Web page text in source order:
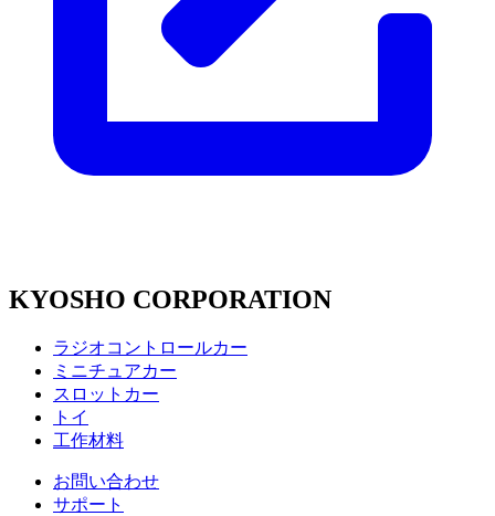
KYOSHO CORPORATION
ラジオコントロールカー
ミニチュアカー
スロットカー
トイ
工作材料
お問い合わせ
サポート